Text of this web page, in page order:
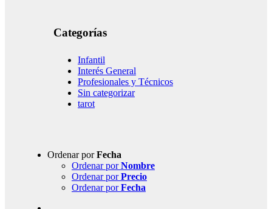
Categorías
Infantil
Interés General
Profesionales y Técnicos
Sin categorizar
tarot
Ordenar porFecha
Ordenar porNombre
Ordenar porPrecio
Ordenar porFecha